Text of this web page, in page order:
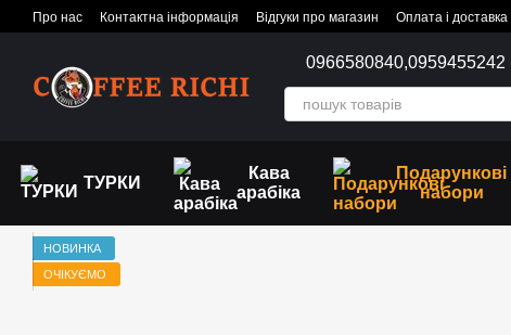
Перейти до основного контенту
Про нас Контактна інформація Відгуки про магазин Оплата і доставка
0966580840,0959455242
ТУРКИ
Кава
арабіка
Подарункові
набори
НОВИНКА
ОЧІКУЄМО